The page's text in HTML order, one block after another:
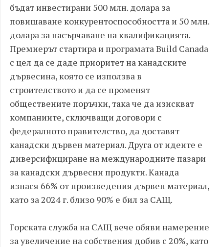
бъдат инвестирани 500 млн. долара за
повишаване конкурентоспособността и 50 млн.
долара за насърчаване на квалификацията.
Премиерът стартира и програмата Build Canada
с цел да се даде приоритет на канадските
дървесина, която се използва в
строителството и да се променят
обществените поръчки, така че да изискват
компаниите, сключващи договори с
федералното правителство, да доставят
канадски дървен материал. Друга от идеите е
диверсифициране на международните пазари
за канадски дървесни продукти. Канада
изнася 66% от произведения дървен материал,
като за 2024 г. близо 90% е бил за САЩ.
Горската служба на САЩ вече обяви намерение
за увеличение на собствения добив с 20%, като